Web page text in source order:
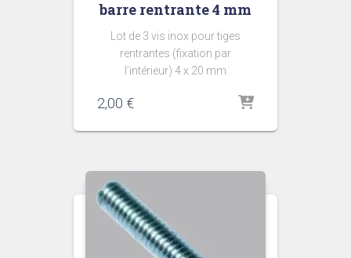
barre rentrante 4 mm
Lot de 3 vis inox pour tiges
rentrantes (fixation par
l’intérieur) 4 x 20 mm
2,00 €